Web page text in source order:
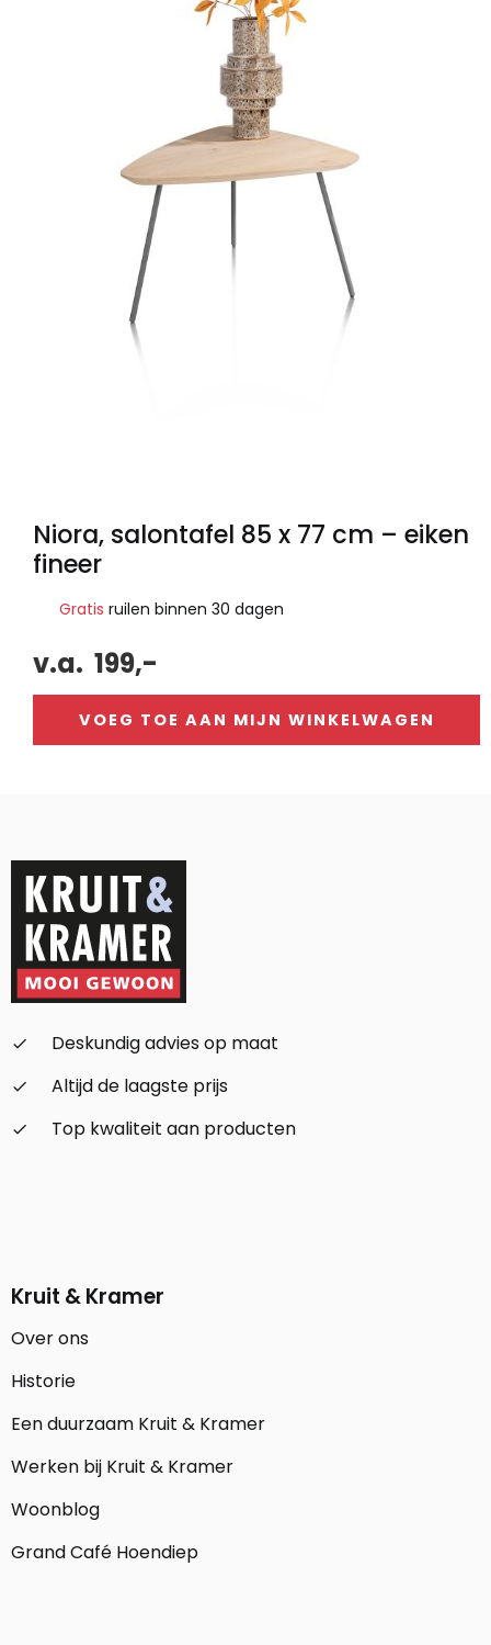
Niora, salontafel 85 x 77 cm – eiken
fineer
Gratis ruilen binnen 30 dagen
v.a. 199,-
VOEG TOE AAN MIJN WINKELWAGEN
check_small
Deskundig advies op maat
check_small
Altijd de laagste prijs
check_small
Top kwaliteit aan producten
Kruit & Kramer
Over ons
Historie
Een duurzaam Kruit & Kramer
Werken bij Kruit & Kramer
Woonblog
Grand Café Hoendiep